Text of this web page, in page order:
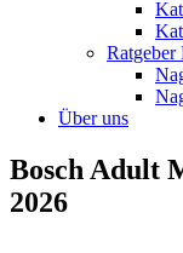
Ratgeber
Über uns
Bosch Adult
2026